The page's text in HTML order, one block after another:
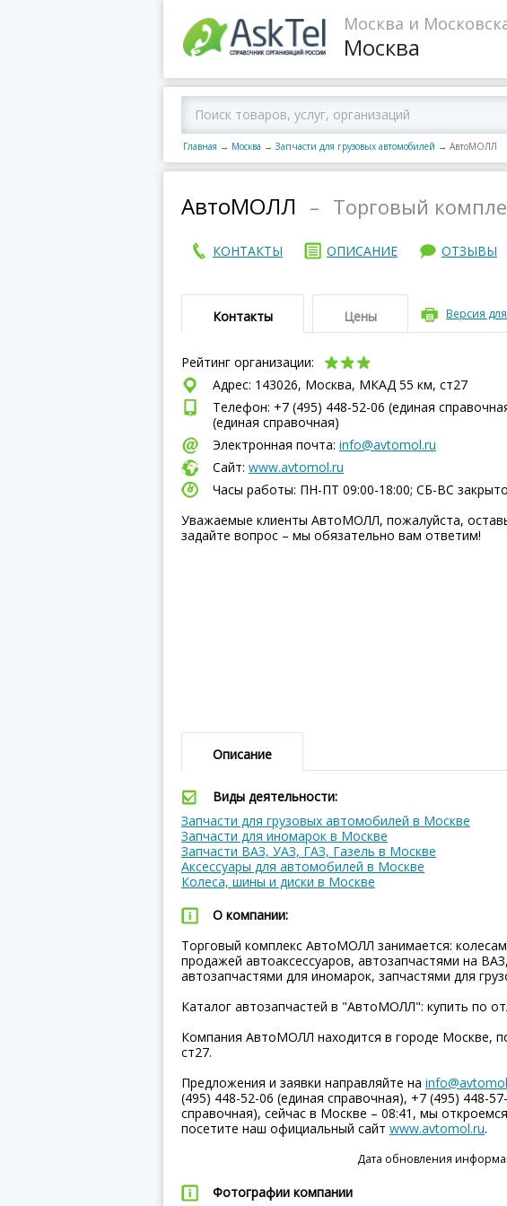
Москва и
Москва
Главная → Москва → Запчасти для грузовых автомобилей → АвтоМОЛЛ
АвтоМОЛЛ – Торговый
КОНТАКТЫ ОПИСАНИЕ ОТЗЫВЫ
Контакты Цены Версия
Рейтинг организации:
Адрес: 143026, Москва, МКАД 55 км, ст27
Телефон: +7 (495) 448-52-06 (единая
(единая справочная)
Электронная почта: info@avtomol.ru
Сайт: www.avtomol.ru
Часы работы: ПН-ПТ 09:00-18:00; СБ-ВC закрыто
Уважаемые клиенты АвтоМОЛЛ, пожалуйста,
задайте вопрос – мы обязательно вам ответим!
Описание
Виды деятельности:
Запчасти для грузовых автомобилей в Москве
Запчасти для иномарок в Москве
Запчасти ВАЗ, УАЗ, ГАЗ, Газель в Москве
Аксессуары для автомобилей в Москве
Колеса, шины и диски в Москве
О компании:
Торговый комплекс АвтоМОЛЛ занимается:
продажей автоаксессуаров, автозапчастями на
автозапчастями для иномарок, запчастями для
Каталог автозапчастей в "АвтоМОЛЛ": купить по
Компания АвтоМОЛЛ находится в городе Москве,
ст27.
Предложения и заявки направляйте на
(495) 448-52-06 (единая справочная), +7 (495) 448-
справочная), сейчас в Москве – 08:41, мы
посетите наш официальный сайт www.avtomol.ru.
Дата обновления
Фотографии компании